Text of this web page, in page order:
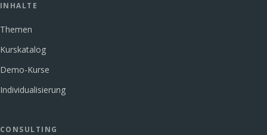
INHALTE
Themen
Kurskatalog
Demo-Kurse
Individualisierung
CONSULTING